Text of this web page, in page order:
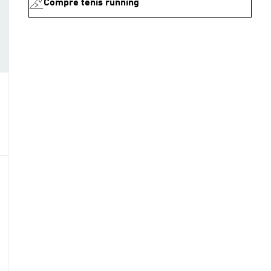
Compre tenis running